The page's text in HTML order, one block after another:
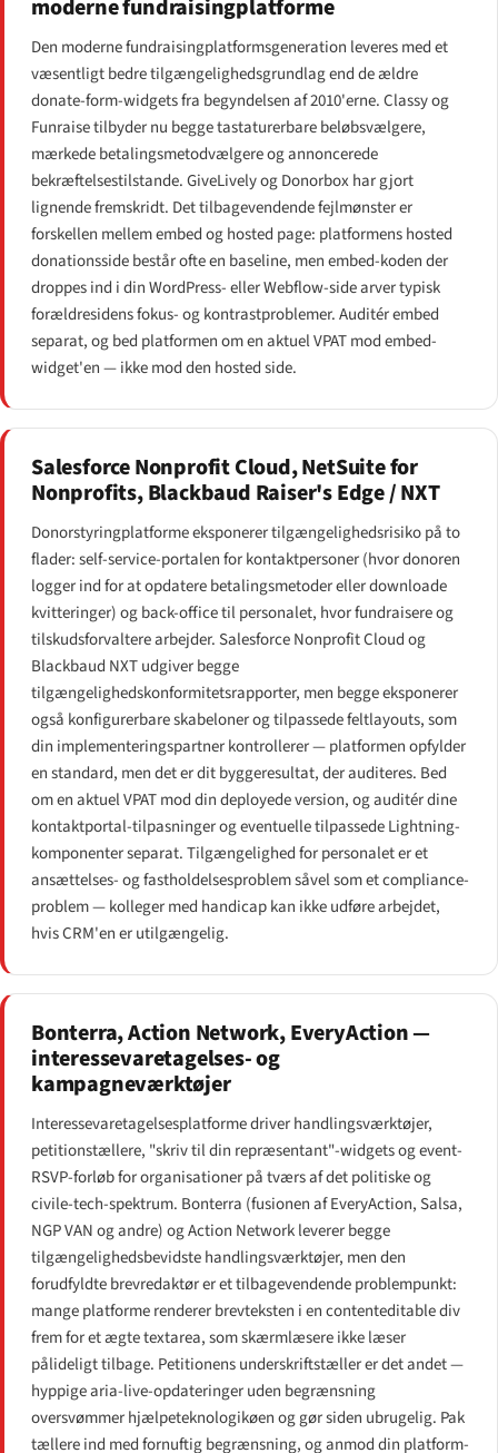
moderne fundraisingplatforme
Den moderne fundraisingplatforms­generation leveres med et
væsentligt bedre tilgængeligheds­grundlag end de ældre
donate-form-widgets fra begyndelsen af 2010'erne. Classy og
Funraise tilbyder nu begge tastaturerbare beløbsvælgere,
mærkede betalingsmetodvælgere og annoncerede
bekræftelsestilstande. GiveLively og Donorbox har gjort
lignende fremskridt. Det tilbagevendende fejlmønster er
forskellen mellem embed og hosted page: platformens hosted
donationsside består ofte en baseline, men embed-koden der
droppes ind i din WordPress- eller Webflow-side arver typisk
forældresidens fokus- og kontrastproblemer. Auditér embed
separat, og bed platformen om en aktuel VPAT mod embed-
widget'en — ikke mod den hosted side.
Salesforce Nonprofit Cloud, NetSuite for
Nonprofits, Blackbaud Raiser's Edge / NXT
Donorstyringplatforme eksponerer tilgængeligheds­risiko på to
flader: self-service-portalen for kontaktpersoner (hvor donoren
logger ind for at opdatere betalingsmetoder eller downloade
kvitteringer) og back-office til personalet, hvor fundraisere og
tilskudsforvaltere arbejder. Salesforce Nonprofit Cloud og
Blackbaud NXT udgiver begge
tilgængeligheds­konformitetsrapporter, men begge eksponerer
også konfigurerbare skabeloner og tilpassede feltlayouts, som
din implementeringspartner kontrollerer — platformen opfylder
en standard, men det er dit byggeresultat, der auditeres. Bed
om en aktuel VPAT mod din deployede version, og auditér dine
kontaktportal-tilpasninger og eventuelle tilpassede Lightning-
komponenter separat. Tilgængelighed for personalet er et
ansættelses- og fastholdelsesproblem såvel som et compliance-
problem — kolleger med handicap kan ikke udføre arbejdet,
hvis CRM'en er utilgængelig.
Bonterra, Action Network, EveryAction —
interessevaretagelses- og
kampagneværktøjer
Interessevaretagelsesplatforme driver handlingsværktøjer,
petitionstællere, "skriv til din repræsentant"-widgets og event-
RSVP-forløb for organisationer på tværs af det politiske og
civile-tech-spektrum. Bonterra (fusionen af EveryAction, Salsa,
NGP VAN og andre) og Action Network leverer begge
tilgængeligheds­bevidste handlingsværktøjer, men den
forudfyldte brevredaktør er et tilbagevendende problempunkt:
mange platforme renderer brevteksten i en contenteditable div
frem for et ægte textarea, som skærmlæsere ikke læser
pålideligt tilbage. Petitionens underskriftstæller er det andet —
hyppige aria-live-opdateringer uden begrænsning
oversvømmer hjælpeteknologikøen og gør siden ubrugelig. Pak
tællere ind med fornuftig begrænsning, og anmod din platform-